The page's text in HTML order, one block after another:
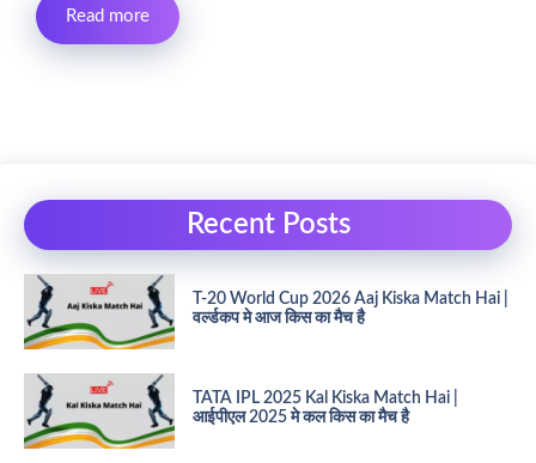
Read more
Recent Posts
T-20 World Cup 2026 Aaj Kiska Match Hai |
वर्ल्डकप मे आज किस का मैच है
TATA IPL 2025 Kal Kiska Match Hai |
आईपीएल 2025 मे कल किस का मैच है